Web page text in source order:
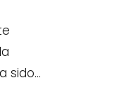
sido...